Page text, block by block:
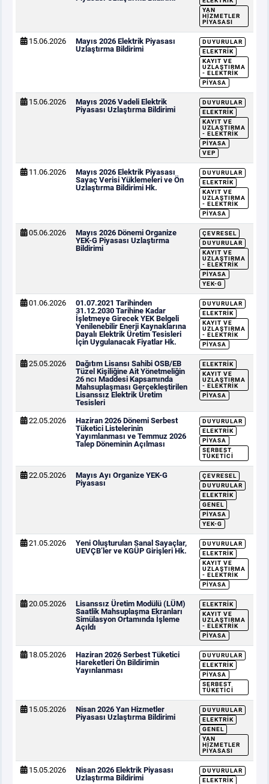
YAN
HIZMETLER
PIYASASI
15.06.2026
Mayıs 2026 Elektrik Piyasası
Uzlaştırma Bildirimi
DUYURULAR
ELEKTRIK
KAYIT VE
UZLAŞTIRMA
- ELEKTRIK
PIYASA
15.06.2026
Mayıs 2026 Vadeli Elektrik
Piyasası Uzlaştırma Bildirimi
DUYURULAR
ELEKTRIK
KAYIT VE
UZLAŞTIRMA
- ELEKTRIK
PIYASA
VEP
11.06.2026
Mayıs 2026 Elektrik Piyasası
Sayaç Verisi Yüklemeleri ve Ön
Uzlaştırma Bildirimi Hk.
DUYURULAR
ELEKTRIK
KAYIT VE
UZLAŞTIRMA
- ELEKTRIK
PIYASA
05.06.2026
Mayıs 2026 Dönemi Organize
YEK-G Piyasası Uzlaştırma
Bildirimi
ÇEVRESEL
DUYURULAR
KAYIT VE
UZLAŞTIRMA
- ELEKTRIK
PIYASA
YEK-G
01.06.2026
01.07.2021 Tarihinden
31.12.2030 Tarihine Kadar
İşletmeye Girecek YEK Belgeli
Yenilenebilir Enerji Kaynaklarına
Dayalı Elektrik Üretim Tesisleri
İçin Uygulanacak Fiyatlar Hk.
DUYURULAR
ELEKTRIK
KAYIT VE
UZLAŞTIRMA
- ELEKTRIK
PIYASA
25.05.2026
Dağıtım Lisansı Sahibi OSB/EB
Tüzel Kişiliğine Ait Yönetmeliğin
26 ncı Maddesi Kapsamında
Mahsuplaşması Gerçekleştirilen
Lisanssız Elektrik Üretim
Tesisleri
ELEKTRIK
KAYIT VE
UZLAŞTIRMA
- ELEKTRIK
PIYASA
22.05.2026
Haziran 2026 Dönemi Serbest
Tüketici Listelerinin
Yayımlanması ve Temmuz 2026
Talep Döneminin Açılması
DUYURULAR
ELEKTRIK
PIYASA
SERBEST
TÜKETICI
22.05.2026
Mayıs Ayı Organize YEK-G
Piyasası
ÇEVRESEL
DUYURULAR
ELEKTRIK
GENEL
PIYASA
YEK-G
21.05.2026
Yeni Oluşturulan Sanal Sayaçlar,
UEVÇB’ler ve KGÜP Girişleri Hk.
DUYURULAR
ELEKTRIK
KAYIT VE
UZLAŞTIRMA
- ELEKTRIK
PIYASA
20.05.2026
Lisanssız Üretim Modülü (LÜM)
Saatlik Mahsuplaşma Ekranları
Simülasyon Ortamında İşleme
Açıldı
ELEKTRIK
KAYIT VE
UZLAŞTIRMA
- ELEKTRIK
PIYASA
18.05.2026
Haziran 2026 Serbest Tüketici
Hareketleri Ön Bildirimin
Yayınlanması
DUYURULAR
ELEKTRIK
PIYASA
SERBEST
TÜKETICI
15.05.2026
Nisan 2026 Yan Hizmetler
Piyasası Uzlaştırma Bildirimi
DUYURULAR
ELEKTRIK
GENEL
YAN
HIZMETLER
PIYASASI
15.05.2026
Nisan 2026 Elektrik Piyasası
Uzlaştırma Bildirimi
DUYURULAR
ELEKTRIK